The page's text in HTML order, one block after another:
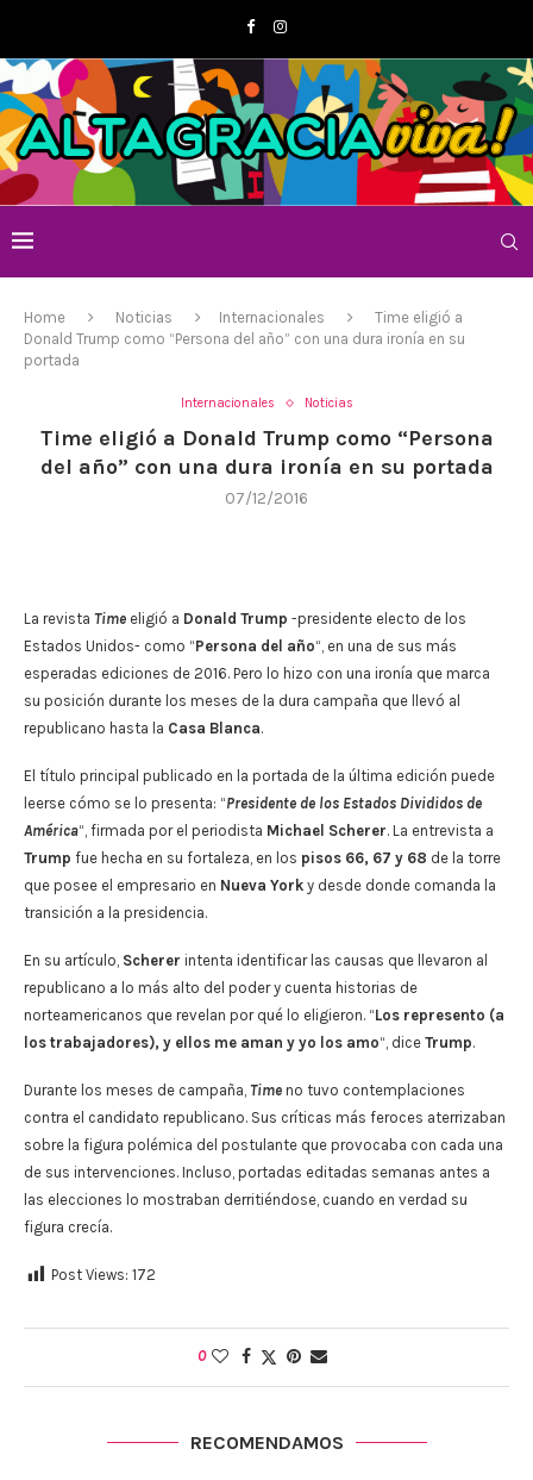
Home Noticias Internacionales
Time eligió a
Donald Trump como “Persona del año” con una dura ironía en su
portada
Internacionales Noticias
Time eligió a Donald Trump como “Persona
del año” con una dura ironía en su portada
07/12/2016
La revista Time eligió a Donald Trump -presidente electo de los
Estados Unidos- como “Persona del año“, en una de sus más
esperadas ediciones de 2016. Pero lo hizo con una ironía que marca
su posición durante los meses de la dura campaña que llevó al
republicano hasta la Casa Blanca.
El título principal publicado en la portada de la última edición puede
leerse cómo se lo presenta: “Presidente de los Estados Divididos de
América“, firmada por el periodista Michael Scherer. La entrevista a
Trump fue hecha en su fortaleza, en los pisos 66, 67 y 68 de la torre
que posee el empresario en Nueva York y desde donde comanda la
transición a la presidencia.
En su artículo, Scherer intenta identificar las causas que llevaron al
republicano a lo más alto del poder y cuenta historias de
norteamericanos que revelan por qué lo eligieron. “Los represento (a
los trabajadores), y ellos me aman y yo los amo“, dice Trump.
Durante los meses de campaña, Time no tuvo contemplaciones
contra el candidato republicano. Sus críticas más feroces aterrizaban
sobre la figura polémica del postulante que provocaba con cada una
de sus intervenciones. Incluso, portadas editadas semanas antes a
las elecciones lo mostraban derritiéndose, cuando en verdad su
figura crecía.
Post Views: 172
0
RECOMENDAMOS